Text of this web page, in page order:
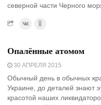
северной части Черного
Опалённые атомом
30 АПРЕЛЯ 2015
Обычный день в обычных
Украине, до деталей знают
красотой наших